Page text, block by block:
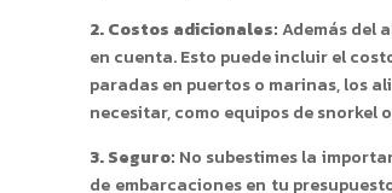
2. Costos adicionales:Además del
en cuenta. Esto puede incluir el
paradas en puertos o marinas, los
necesitar, como equipos de snorkel
3. Seguro: No subestimes la
de embarcaciones en tu